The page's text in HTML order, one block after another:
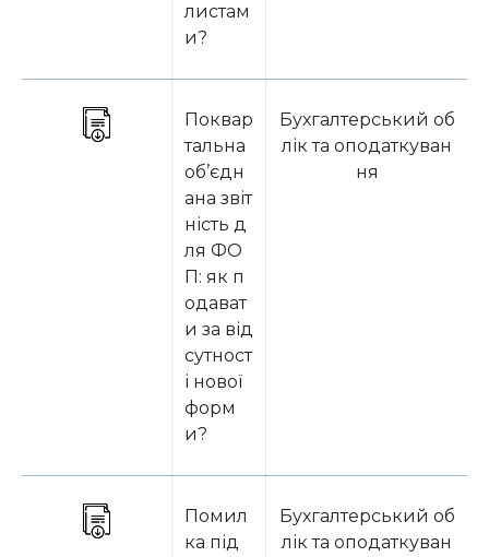
листам
и?
Поквар
тальна
об’єдн
ана звіт
ність д
ля ФО
П: як п
одават
и за від
сутност
і нової
форм
и?
Бухгалтерський об
лік та оподаткуван
ня
Помил
ка під
Бухгалтерський об
лік та оподаткуван